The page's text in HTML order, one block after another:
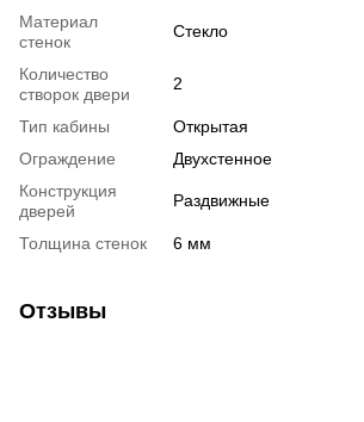
Материал
стенок
Стекло
Количество
створок двери
2
Тип кабины
Открытая
Ограждение
Двухстенное
Конструкция
дверей
Раздвижные
Толщина стенок 6 мм
Отзывы